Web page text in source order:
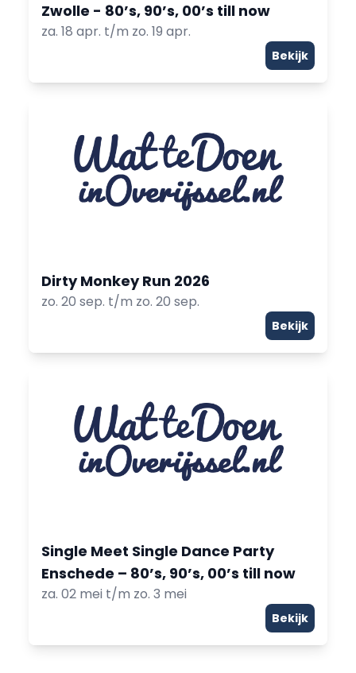
Zwolle - 80’s, 90’s, 00’s till now
za. 18 apr. t/m zo. 19 apr.
Bekijk
Dirty Monkey Run 2026
zo. 20 sep. t/m zo. 20 sep.
Bekijk
Single Meet Single Dance Party
Enschede – 80’s, 90’s, 00’s till now
za. 02 mei t/m zo. 3 mei
Bekijk